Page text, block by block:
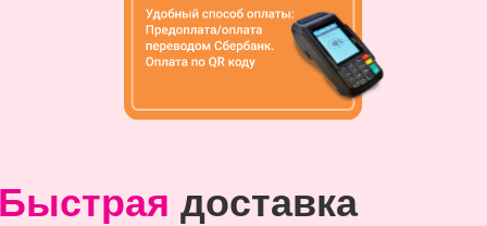
доставка